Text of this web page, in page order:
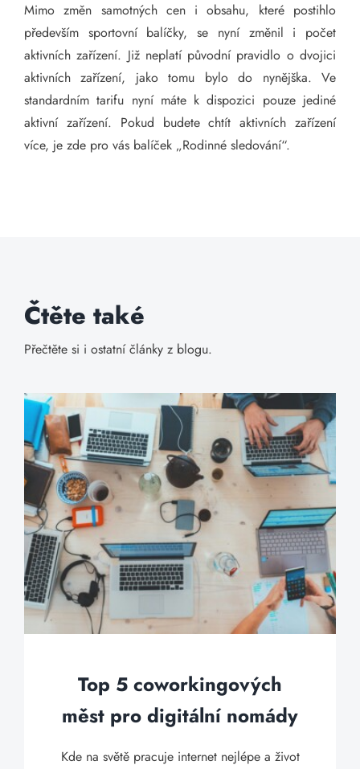
Mimo změn samotných cen i obsahu, které postihlo
především sportovní balíčky, se nyní změnil i počet
aktivních zařízení. Již neplatí původní pravidlo o dvojici
aktivních zařízení, jako tomu bylo do nynějška. Ve
standardním tarifu nyní máte k dispozici pouze jediné
aktivní zařízení. Pokud budete chtít aktivních zařízení
více, je zde pro vás balíček „Rodinné sledování“.
Čtěte také
Přečtěte si i ostatní články z blogu.
Top 5 coworkingových
měst pro digitální nomády
Kde na světě pracuje internet nejlépe a život